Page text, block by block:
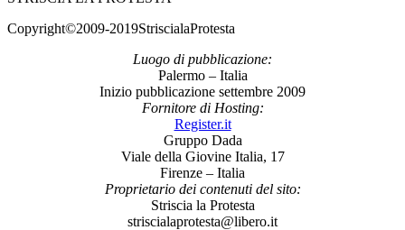
Copyright©2009-2019StriscialaProtesta
Luogo di pubblicazione:
Palermo – Italia
Inizio pubblicazione settembre 2009
Fornitore di Hosting:
Register.it
Gruppo Dada
Viale della Giovine Italia, 17
Firenze – Italia
Proprietario dei contenuti del sito:
Striscia la Protesta
striscialaprotesta@libero.it